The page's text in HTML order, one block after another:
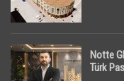
Notte
Türk